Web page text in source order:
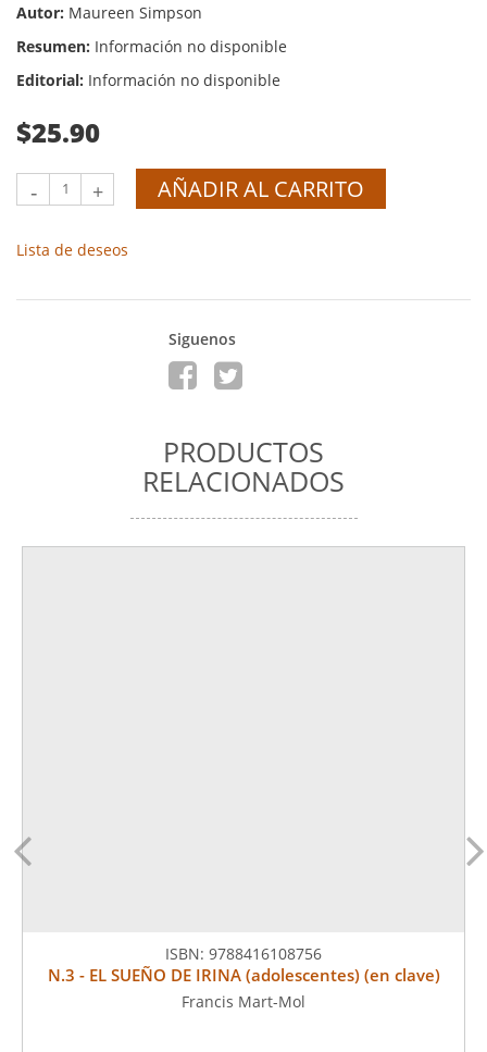
Autor: Maureen Simpson
Resumen: Información no disponible
Editorial: Información no disponible
$25.90
- + AÑADIR AL CARRITO
Lista de deseos
Siguenos
PRODUCTOS
RELACIONADOS
ISBN: 9788416108756
N.3 - EL SUEÑO DE IRINA (adolescentes) (en clave)
Francis Mart-Mol